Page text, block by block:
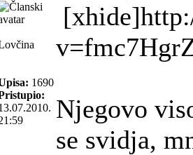
1690
Njegovo
se svidja,